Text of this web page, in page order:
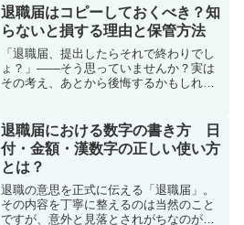
上司とのやり取りが増える中で、「英語
表記の退職届」が求められ...
退職届はコピーしておくべき？知
らないと損する理由と保管方法
「退職届、提出したらそれで終わりでし
ょ？」――そう思っていませんか？実は
その考え、あとから後悔するかもしれま
発生することがあります。特に多いの
が、「退職届を出した日がわ...
退職届における数字の書き方 日
付・金額・漢数字の正しい使い方
とは？
退職の意思を正式に伝える「退職届」。
その内容を丁寧に整えるのは当然のこと
ですが、意外と見落とされがちなのが